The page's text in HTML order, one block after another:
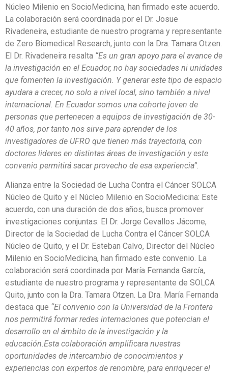
Núcleo Milenio en SocioMedicina, han firmado este acuerdo.
La colaboración será coordinada por el Dr. Josue
Rivadeneira, estudiante de nuestro programa y representante
de Zero Biomedical Research, junto con la Dra. Tamara Otzen.
El Dr. Rivadeneira resalta “Es un gran apoyo para el avance de
la investigación en el Ecuador, no hay sociedades ni unidades
que fomenten la investigación. Y generar este tipo de espacio
ayudara a crecer, no solo a nivel local, sino también a nivel
internacional. En Ecuador somos una cohorte joven de
personas que pertenecen a equipos de investigación de 30-
40 años, por tanto nos sirve para aprender de los
investigadores de UFRO que tienen más trayectoria, con
doctores lideres en distintas áreas de investigación y este
convenio permitirá sacar provecho de esa experiencia”.
Alianza entre la Sociedad de Lucha Contra el Cáncer SOLCA
Núcleo de Quito y el Núcleo Milenio en SocioMedicina: Este
acuerdo, con una duración de dos años, busca promover
investigaciones conjuntas. El Dr. Jorge Cevallos Jácome,
Director de la Sociedad de Lucha Contra el Cáncer SOLCA
Núcleo de Quito, y el Dr. Esteban Calvo, Director del Núcleo
Milenio en SocioMedicina, han firmado este convenio. La
colaboración será coordinada por María Fernanda García,
estudiante de nuestro programa y representante de SOLCA
Quito, junto con la Dra. Tamara Otzen. La Dra. María Fernanda
destaca que “El convenio con la Universidad de la Frontera
nos permitirá formar redes internaciones que potencian el
desarrollo en el ámbito de la investigación y la
educación.Esta colaboración amplificara nuestras
oportunidades de intercambio de conocimientos y
experiencias con expertos de renombre, para enriquecer el